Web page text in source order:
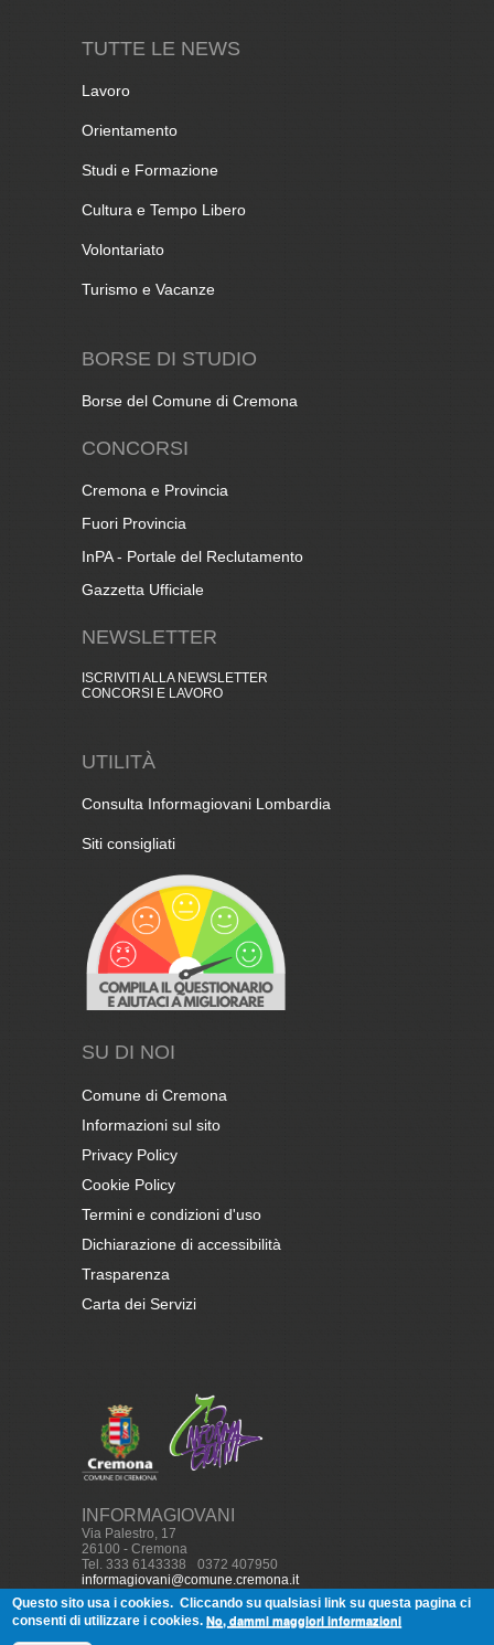
TUTTE LE NEWS
Lavoro
Orientamento
Studi e Formazione
Cultura e Tempo Libero
Volontariato
Turismo e Vacanze
BORSE DI STUDIO
Borse del Comune di Cremona
CONCORSI
Cremona e Provincia
Fuori Provincia
InPA - Portale del Reclutamento
Gazzetta Ufficiale
NEWSLETTER
ISCRIVITI ALLA NEWSLETTER
CONCORSI E LAVORO
UTILITÀ
Consulta Informagiovani Lombardia
Siti consigliati
SU DI NOI
Comune di Cremona
Informazioni sul sito
Privacy Policy
Cookie Policy
Termini e condizioni d'uso
Dichiarazione di accessibilità
Trasparenza
Carta dei Servizi
INFORMAGIOVANI
Via Palestro, 17
26100 - Cremona
Tel. 333 6143338
0372 407950
informagiovani@comune.cremona.it
Questo sito usa i cookies. Cliccando su qualsiasi link su questa pagina ci
consenti di utilizzare i cookies. No, dammi maggiori informazioni